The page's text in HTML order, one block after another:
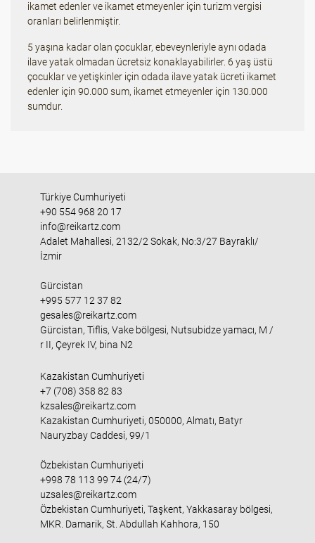
ikamet edenler ve ikamet etmeyenler için turizm vergisi
oranları belirlenmiştir.
5 yaşına kadar olan çocuklar, ebeveynleriyle aynı odada
ilave yatak olmadan ücretsiz konaklayabilirler. 6 yaş üstü
çocuklar ve yetişkinler için odada ilave yatak ücreti ikamet
edenler için 90.000 sum, ikamet etmeyenler için 130.000
sumdur.
Türkiye Cumhuriyeti
+90 554 968 20 17
info@reikartz.com
Adalet Mahallesi, 2132/2 Sokak, No:3/27 Bayraklı/
İzmir
Gürcistan
+995 577 12 37 82
gesales@reikartz.com
Gürcistan, Tiflis, Vake bölgesi, Nutsubidze yamacı, M /
r II, Çeyrek IV, bina N2
Kazakistan Cumhuriyeti
+7 (708) 358 82 83
kzsales@reikartz.com
Kazakistan Cumhuriyeti, 050000, Almatı, Batyr
Nauryzbay Caddesi, 99/1
Özbekistan Cumhuriyeti
+998 78 113 99 74 (24/7)
uzsales@reikartz.com
Özbekistan Cumhuriyeti, Taşkent, Yakkasaray bölgesi,
MKR. Damarik, St. Abdullah Kahhora, 150